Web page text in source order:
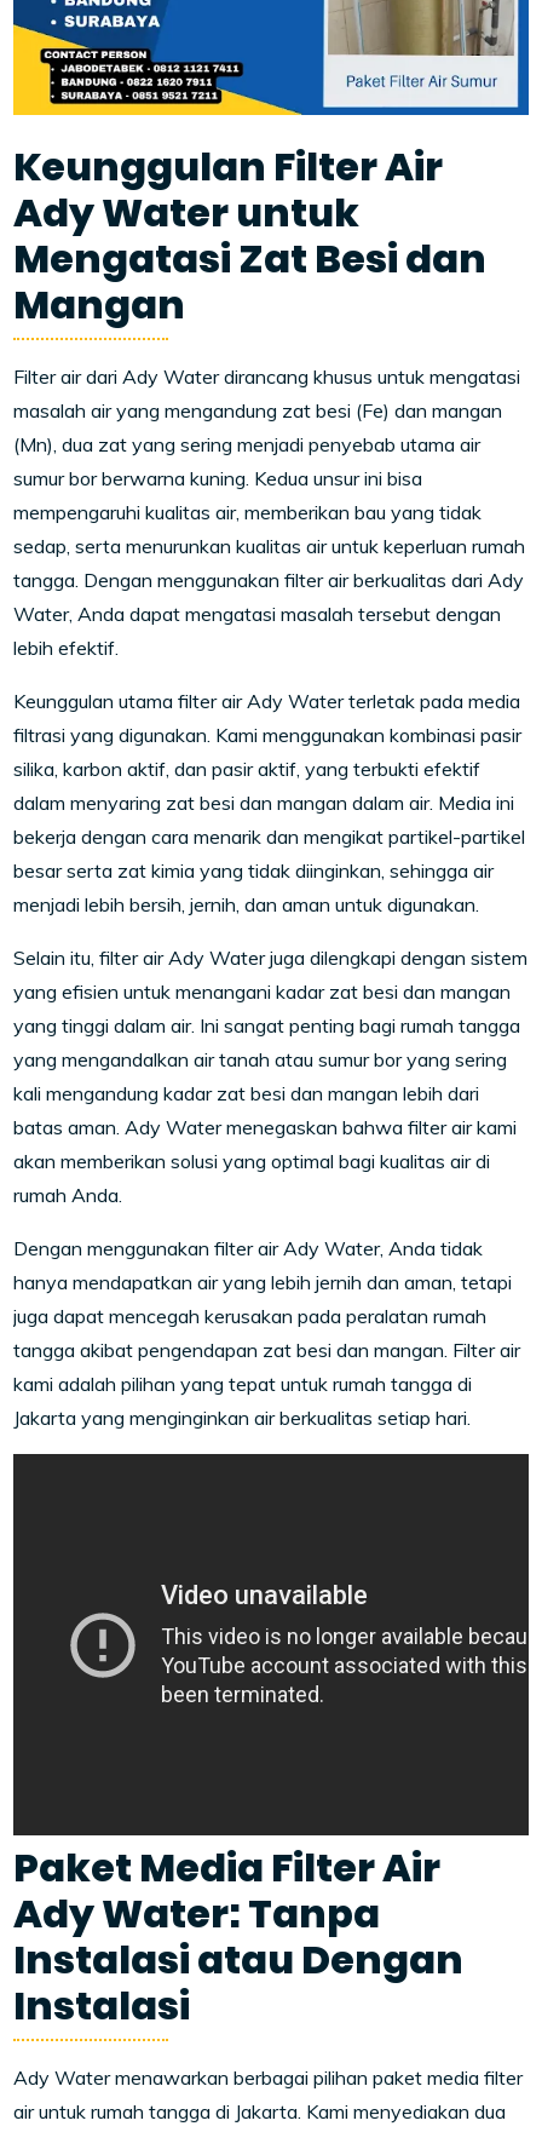
Keunggulan Filter Air
Ady Water untuk
Mengatasi Zat Besi dan
Mangan
Filter air dari Ady Water dirancang khusus untuk mengatasi
masalah air yang mengandung zat besi (Fe) dan mangan
(Mn), dua zat yang sering menjadi penyebab utama air
sumur bor berwarna kuning. Kedua unsur ini bisa
mempengaruhi kualitas air, memberikan bau yang tidak
sedap, serta menurunkan kualitas air untuk keperluan rumah
tangga. Dengan menggunakan filter air berkualitas dari Ady
Water, Anda dapat mengatasi masalah tersebut dengan
lebih efektif.
Keunggulan utama filter air Ady Water terletak pada media
filtrasi yang digunakan. Kami menggunakan kombinasi pasir
silika, karbon aktif, dan pasir aktif, yang terbukti efektif
dalam menyaring zat besi dan mangan dalam air. Media ini
bekerja dengan cara menarik dan mengikat partikel-partikel
besar serta zat kimia yang tidak diinginkan, sehingga air
menjadi lebih bersih, jernih, dan aman untuk digunakan.
Selain itu, filter air Ady Water juga dilengkapi dengan sistem
yang efisien untuk menangani kadar zat besi dan mangan
yang tinggi dalam air. Ini sangat penting bagi rumah tangga
yang mengandalkan air tanah atau sumur bor yang sering
kali mengandung kadar zat besi dan mangan lebih dari
batas aman. Ady Water menegaskan bahwa filter air kami
akan memberikan solusi yang optimal bagi kualitas air di
rumah Anda.
Dengan menggunakan filter air Ady Water, Anda tidak
hanya mendapatkan air yang lebih jernih dan aman, tetapi
juga dapat mencegah kerusakan pada peralatan rumah
tangga akibat pengendapan zat besi dan mangan. Filter air
kami adalah pilihan yang tepat untuk rumah tangga di
Jakarta yang menginginkan air berkualitas setiap hari.
Paket Media Filter Air
Ady Water: Tanpa
Instalasi atau Dengan
Instalasi
Ady Water menawarkan berbagai pilihan paket media filter
air untuk rumah tangga di Jakarta. Kami menyediakan dua